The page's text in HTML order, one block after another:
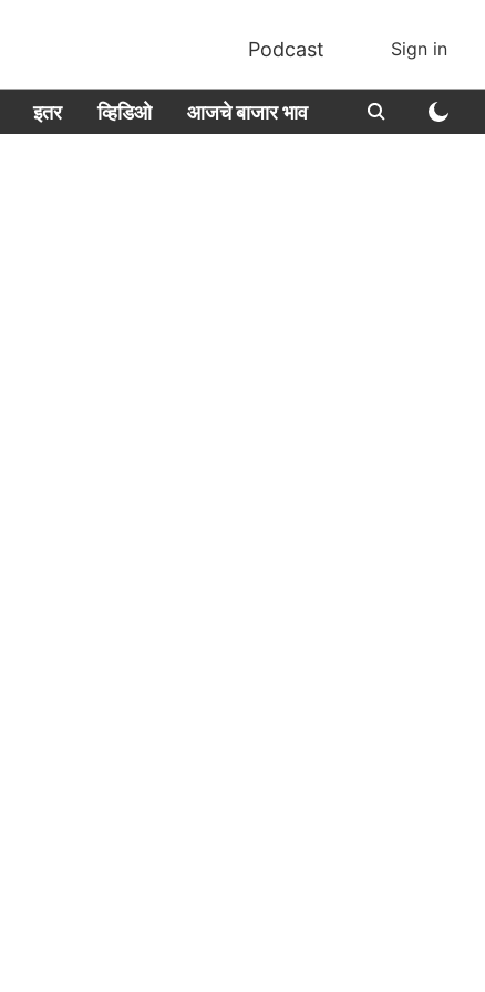
Podcast Sign in
इतर व्हिडिओ आजचे बाजार भाव